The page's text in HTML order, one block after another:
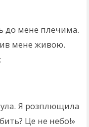
до мене плечима.
мене живою.
Я розплющила
Це не небо!»